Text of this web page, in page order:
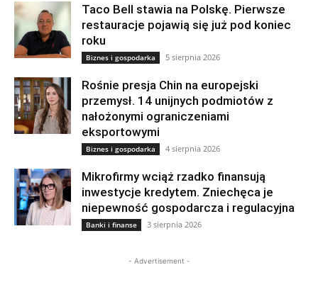
Taco Bell stawia na Polskę. Pierwsze
restauracje pojawią się już pod koniec
roku
Biznes i gospodarka 5 sierpnia 2026
Rośnie presja Chin na europejski
przemysł. 14 unijnych podmiotów z
nałożonymi ograniczeniami
eksportowymi
Biznes i gospodarka 4 sierpnia 2026
Mikrofirmy wciąż rzadko finansują
inwestycje kredytem. Zniechęca je
niepewność gospodarcza i regulacyjna
Banki i finanse 3 sierpnia 2026
- Advertisement -